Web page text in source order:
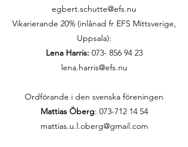
egbert.schutte@efs.nu
Vikarierande 20% (inlånad fr EFS Mittsverige,
Uppsala):
Lena Harris: 073- 856 94 23
lena.harris@efs.nu
Ordförande i den svenska föreningen
Mattias Öberg: 073-712 14 54
mattias.u.l.oberg@gmail.com